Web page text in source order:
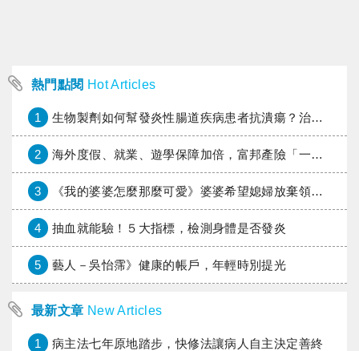
熱門點閱 Hot Articles
1 生物製劑如何幫發炎性腸道疾病患者抗潰瘍？治療進展與健保給付困境一次看
2 海外度假、就業、遊學保障加倍，富邦產險「一期逐夢」專案加碼遠距醫療與緊急救援
3 《我的婆婆怎麼那麼可愛》婆婆希望媳婦放棄領取已故兒子身故理賠金，可以這樣做嗎？
4 抽血就能驗！５大指標，檢測身體是否發炎
5 藝人－吳怡霈》健康的帳戶，年輕時別提光
最新文章 New Articles
1 病主法七年原地踏步，快修法讓病人自主決定善終